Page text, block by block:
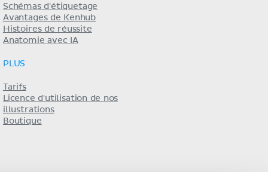
Schémas d'étiquetage
Avantages de Kenhub
Histoires de réussite
Anatomie avec IA
PLUS
Tarifs
Licence d'utilisation de nos
illustrations
Boutique